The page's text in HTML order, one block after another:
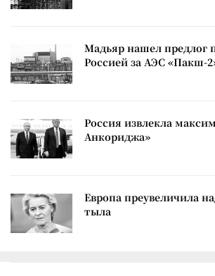
Мадьяр нашел предлог
Россией за АЭС «Пакш-
Россия извлекла
Анкориджа»
Европа преувеличила
тыла